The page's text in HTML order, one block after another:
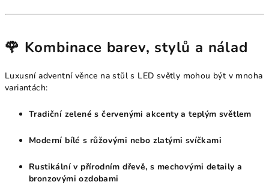
🌹 Kombinace barev, stylů a nálad
Luxusní adventní věnce na stůl s LED světly mohou být v mnoha
variantách:
Tradiční zelené s červenými akcenty a teplým světlem
Moderní bílé s růžovými nebo zlatými svíčkami
Rustikální v přírodním dřevě, s mechovými detaily a
bronzovými ozdobami